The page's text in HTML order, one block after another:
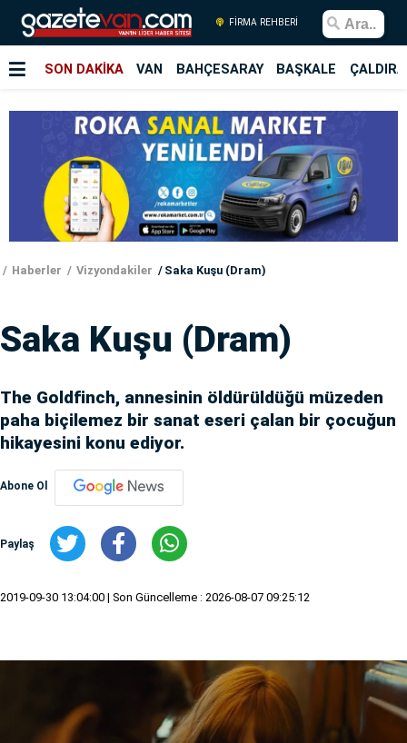
FİRMA REHBERİ
SON DAKİKA VAN BAHÇESARAY BAŞKALE
Haberler Vizyondakiler Saka Kuşu (Dram)
Saka Kuşu (Dram)
The Goldfinch, annesinin öldürüldüğü müzeden
paha biçilemez bir sanat eseri çalan bir çocuğun
hikayesini konu ediyor.
Abone Ol
Paylaş
2019-09-30 13:04:00 | Son Güncelleme : 2026-08-07 09:25:12